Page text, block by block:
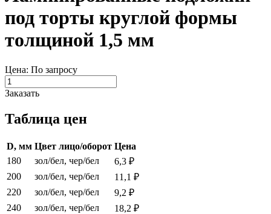
под торты круглой формы
толщиной 1,5 мм
Цена: По запросу
Заказать
Таблица цен
D, мм Цвет лицо/оборот Цена
180
зол/бел, чер/бел
6,3 ₽
200
зол/бел, чер/бел
11,1 ₽
220
зол/бел, чер/бел
9,2 ₽
240
зол/бел, чер/бел
18,2 ₽